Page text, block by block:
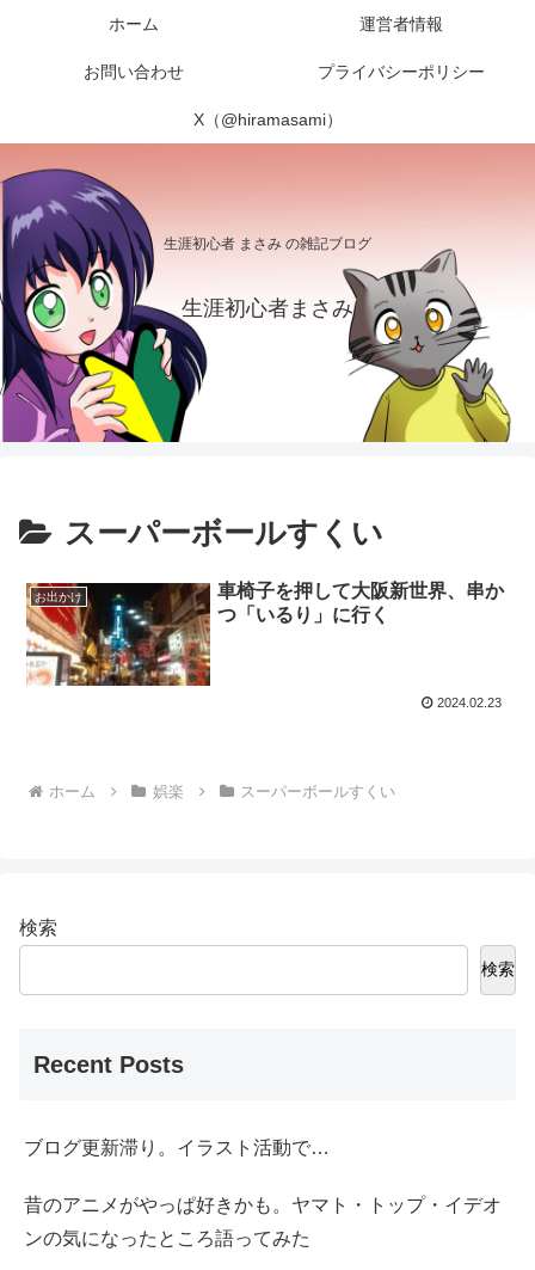
生涯初心者 まさみ の雑記ブログ
生涯初心者まさみ
ホーム 運営者情報
お問い合わせ プライバシーポリシー
X（@hiramasami）
スーパーボールすくい
お出かけ
車椅子を押して大阪新世界、串か
つ「いるり」に行く
2024.02.23
ホーム 娯楽 スーパーボールすくい
検索
検索
Recent Posts
ブログ更新滞り。イラスト活動で…
昔のアニメがやっぱ好きかも。ヤマト・トップ・イデオ
ンの気になったところ語ってみた